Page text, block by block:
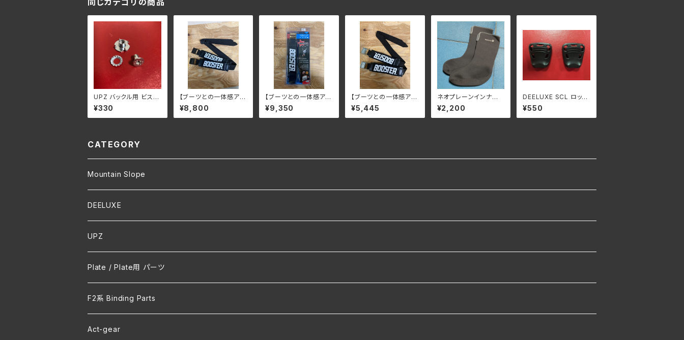
同じカテゴリの商品
UPZ バックル用 ビス・
ワッシャー・ナット 1セッ
ト
¥330
【ブーツとの一体感アッ
プ！！】Expert/ Racer
ゴム3本
¥8,800
【ブーツとの一体感アッ
プ！！】World cup ゴム
3本＋補強
¥9,350
【ブーツとの一体感アッ
プ！！】STANDARD / In
termediate ゴム2本
¥5,445
ネオプレーンインナー
カバー3mm ボリューム
調整・遮熱保温・防滴
¥2,200
DEELUXE SCL ロック
カバー ブラック 2個セ
ット バネ付き
¥550
CATEGORY
Mountain Slope
DEELUXE
UPZ
Plate / Plate用 パーツ
F2系 Binding Parts
Act-gear